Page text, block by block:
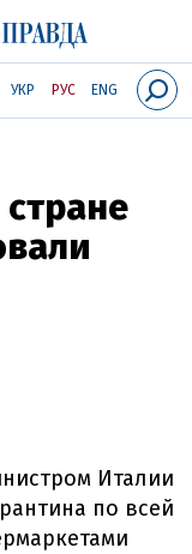
УКР РУС ENG
Италии
по всей